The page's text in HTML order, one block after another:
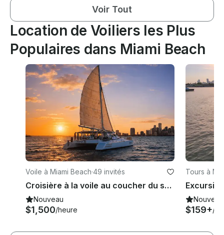
Voir Tout
Location de Voiliers les Plus
Populaires dans Miami Beach
Voile à Miami Beach·49 invités
Croisière à la voile au coucher du soleil à Miami avec bar ouvert, apéritifs et DJ sur un catamaran de 60 pieds
Nouveau
$1,500/heure
Tours à
Nouveau
$159+/